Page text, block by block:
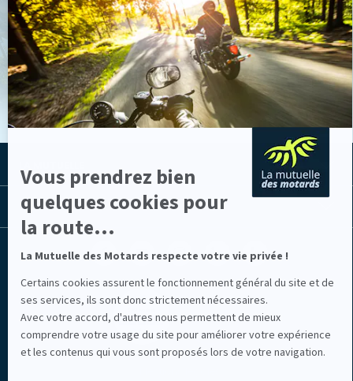
Axeptio
-
En
savoir
plus
sur
Axeptio
Vous prendrez bien
quelques cookies pour
la route...
La Mutuelle des Motards respecte votre vie privée !
Certains cookies assurent le fonctionnement général du site et de
ses services, ils sont donc strictement nécessaires.
Avec votre accord, d'autres nous permettent de mieux
comprendre votre usage du site pour améliorer votre expérience
et les contenus qui vous sont proposés lors de votre navigation.
VOIR LES ACTUS
LES LIENS UTILES
(nouvelle
fenêtre)
(nouvelle
fenêtre)
(nouvelle(nouvelle
fenêtre)
TV
(nouvelle
fenêtre)